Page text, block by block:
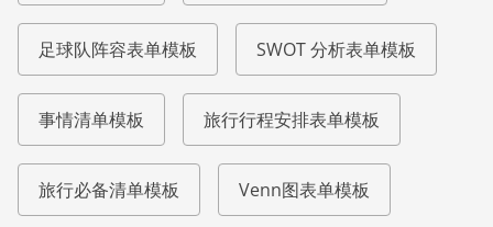
足球队阵容表单模板 SWOT 分析表单模板
事情清单模板 旅行行程安排表单模板
旅行必备清单模板 Venn图表单模板